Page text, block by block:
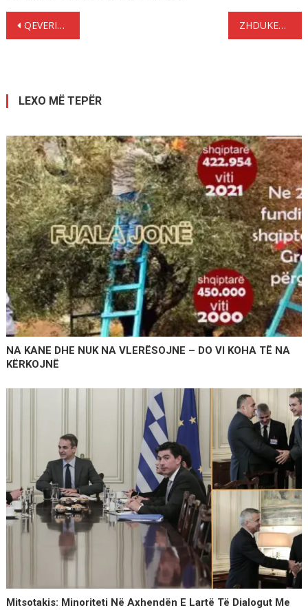
Lëvizje
QEVERIA ASNJEHERE NUK E KA VLERËSUAR DIASPOREN ZHDUKET NË ATHINË 59-VJEÇARI PËLLUMB MUHOLLARI
LEXO MË TEPËR
NA KANE DHE NUK NA VLERËSOJNE – DO VI KOHA TË NA
KËRKOJNË
Mitsotakis: Minoriteti Në Axhendën E Lartë Të Dialogut Me